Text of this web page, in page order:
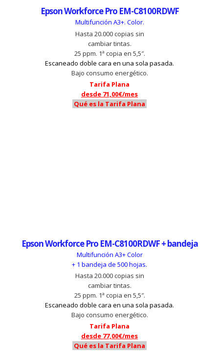
Epson Workforce Pro EM-C8100RDWF
Multifunción A3+. Color.
Hasta 20.000 copias sin
cambiar tintas.
25 ppm. 1ª copia en 5,5″.
Escaneado doble cara en una sola pasada.
Bajo consumo energético.
Tarifa Plana
desde 71,00€/mes
Qué es la Tarifa Plana
Epson Workforce Pro EM-C8100RDWF + bandeja
Multifunción A3+ Color
+ 1 bandeja de 500 hojas.
Hasta 20.000 copias sin
cambiar tintas.
25 ppm. 1ª copia en 5,5″.
Escaneado doble cara en una sola pasada.
Bajo consumo energético.
Tarifa Plana
desde 77,00€/mes
Qué es la Tarifa Plana